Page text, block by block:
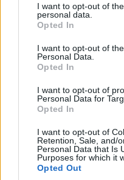
not limited to your visit or
grant or deny consent to
use your data for below
consent section.
I want to opt-out of
personal data.
Opted In
I want to opt-out of
Personal Data.
Opted In
I want to opt-out of
Personal Data for
Opted In
I want to opt-out of
Retention, Sale, and/
Personal Data that Is
Purposes for which it
Opted Out
Viola Lotti tökéletes
A lehető legjobb formáját
Michelle Wild bőrébe